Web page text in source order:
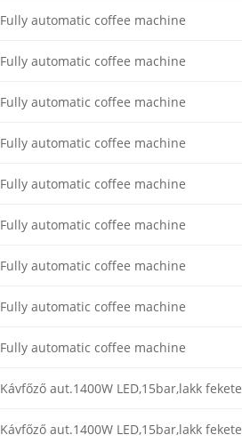
Fully automatic coffee machine
Fully automatic coffee machine
Fully automatic coffee machine
Fully automatic coffee machine
Fully automatic coffee machine
Fully automatic coffee machine
Fully automatic coffee machine
Fully automatic coffee machine
Fully automatic coffee machine
Kávfőző aut.1400W LED,15bar,lakk fekete
Kávfőző aut.1400W LED,15bar,lakk fekete